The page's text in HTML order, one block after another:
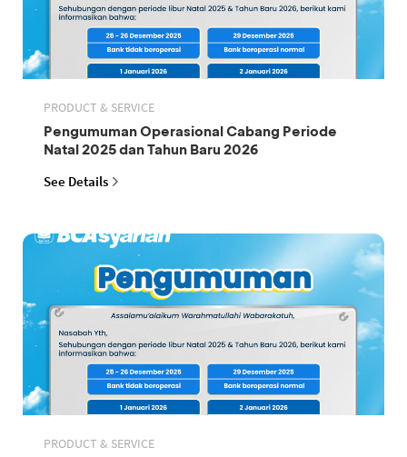
PRODUCT & SERVICE
Pengumuman Operasional Cabang Periode
Natal 2025 dan Tahun Baru 2026
See Details
PRODUCT & SERVICE